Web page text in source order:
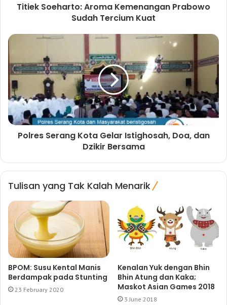
Titiek Soeharto: Aroma Kemenangan Prabowo
Sudah Tercium Kuat
Polres Serang Kota Gelar Istighosah, Doa, dan
Dzikir Bersama
Tulisan yang Tak Kalah Menarik
BPOM: Susu Kental Manis
Berdampak pada Stunting
23 February 2020
Kenalan Yuk dengan Bhin
Bhin Atung dan Kaka;
Maskot Asian Games 2018
3 June 2018